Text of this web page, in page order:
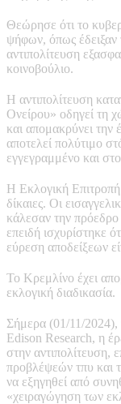
Θεώρησε ότι το
ψήφων, όπως
αντιπολίτευση
κοινοβούλιο.
Η αντιπολίτευση
Ονείρου» οδηγεί τη
και απομακρύνει
αποτελεί πολύτιμο
εγγεγραμμένο και
Η Εκλογική Επιτροπή
δίκαιες. Οι
κάλεσαν την πρόεδρο
επειδή ισχυρίστηκε
εύρεση αποδείξεων
Το Κρεμλίνο έχει
εκλογική διαδικασία.
Σήμερα (01/11/2024),
Edison Research, η
στην αντιπολίτευση,
προβλέψεών τπυ και
να εξηγηθεί από
«χειραγώγηση των